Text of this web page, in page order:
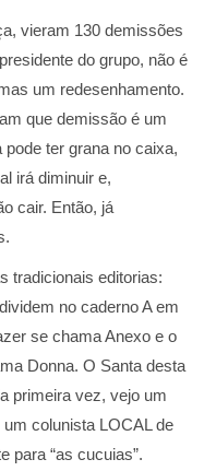
vieram 130 demissões
do grupo, não é
um redesenhamento.
que demissão é um
ter grana no caixa,
irá diminuir e,
cair. Então, já
tradicionais editorias:
no caderno A em
se chama Anexo e o
Donna. O Santa desta
primeira vez, vejo um
colunista LOCAL de
para “as cucuias”.